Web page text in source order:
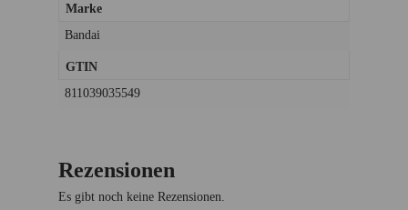
Marke
Bandai
GTIN
811039035549
Rezensionen
Es gibt noch keine Rezensionen.